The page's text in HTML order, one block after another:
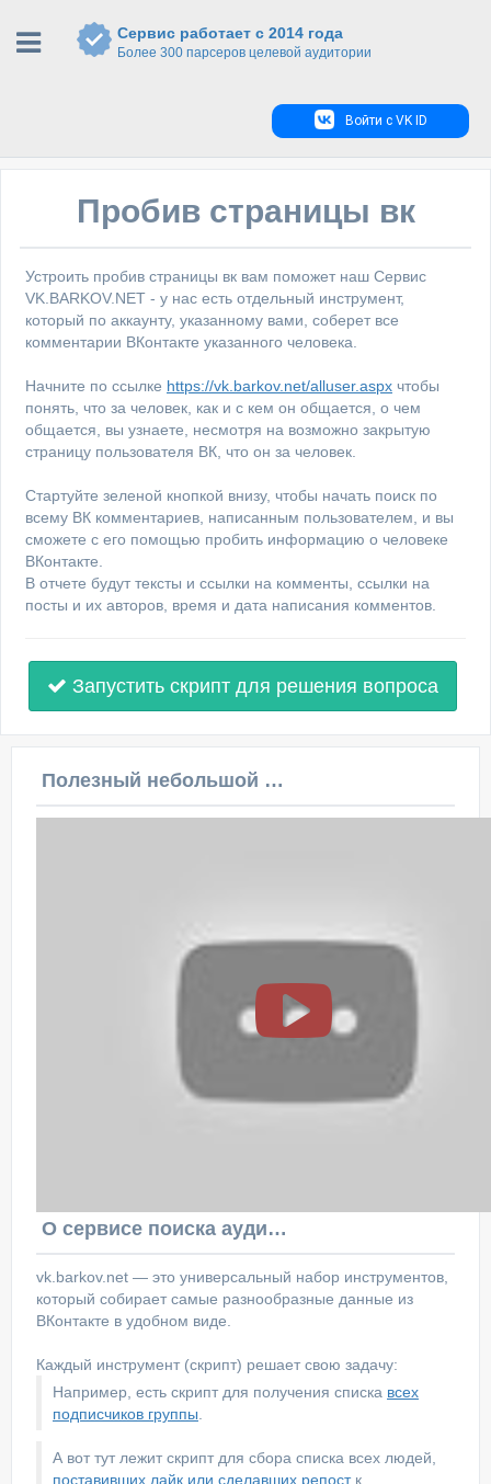
Сервис работает с 2014 года
Более 300 парсеров целевой аудитории
Войти с VK ID
Пробив страницы вк
Устроить пробив страницы вк вам поможет наш Сервис
VK.BARKOV.NET - у нас есть отдельный инструмент,
который по аккаунту, указанному вами, соберет все
комментарии ВКонтакте указанного человека.
Начните по ссылке https://vk.barkov.net/alluser.aspx чтобы
понять, что за человек, как и с кем он общается, о чем
общается, вы узнаете, несмотря на возможно закрытую
страницу пользователя ВК, что он за человек.
Стартуйте зеленой кнопкой внизу, чтобы начать поиск по
всему ВК комментариев, написанным пользователем, и вы
сможете с его помощью пробить информацию о человеке
ВКонтакте.
В отчете будут тексты и ссылки на комменты, ссылки на
посты и их авторов, время и дата написания комментов.
Запустить скрипт для решения вопроса
Полезный небольшой видеоурок по этой теме
О сервисе поиска аудитории ВКонтакте
vk.barkov.net — это универсальный набор инструментов,
который собирает самые разнообразные данные из
ВКонтакте в удобном виде.
Каждый инструмент (скрипт) решает свою задачу:
Например, есть скрипт для получения списка всех
подписчиков группы
А вот тут лежит скрипт для сбора списка всех людей,
поставивших лайк или сделавших репостк